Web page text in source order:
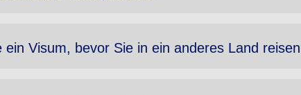
ein Visum, bevor Sie in ein anderes Land